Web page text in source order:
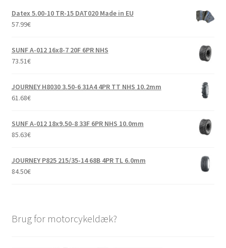
Datex 5.00-10 TR-15 DAT020 Made in EU
57.99€
SUNF A-012 16x8-7 20F 6PR NHS
73.51€
JOURNEY H8030 3.50-6 31A4 4PR TT NHS 10.2mm
61.68€
SUNF A-012 18x9.50-8 33F 6PR NHS 10.0mm
85.63€
JOURNEY P825 215/35-14 68B 4PR TL 6.0mm
84.50€
Brug for motorcykeldæk?